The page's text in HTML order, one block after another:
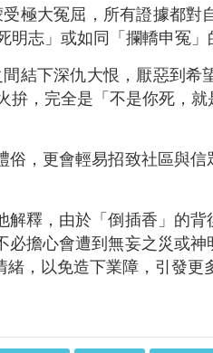
極大冤屈，所有證據都對
志」或如同「攔轎申冤」
結下深仇大恨，厭惡到希
，完全是「不是你死，就
俗，更會輕易招致社區與
解釋，由於 「倒插香」的
擔心會遭到無妄之災或
，以免造下業障，引發更